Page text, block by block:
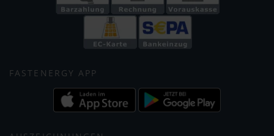
FASTENERGY APP